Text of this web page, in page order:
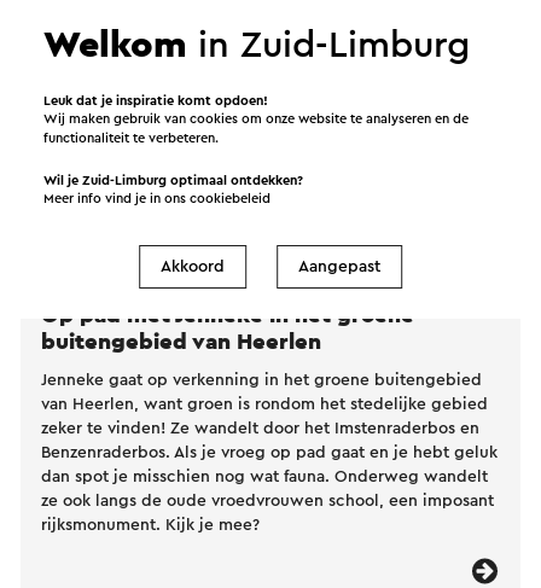
Op pad met Jenneke in het groene
buitengebied van Heerlen
Jenneke gaat op verkenning in het groene buitengebied
van Heerlen, want groen is rondom het stedelijke gebied
zeker te vinden! Ze wandelt door het Imstenraderbos en
Benzenraderbos. Als je vroeg op pad gaat en je hebt geluk
dan spot je misschien nog wat fauna. Onderweg wandelt
ze ook langs de oude vroedvrouwen school, een imposant
rijksmonument. Kijk je mee?
Welkom in Zuid-Limburg
Leuk dat je inspiratie komt opdoen!
Wij maken gebruik van cookies om onze website te analyseren en de
functionaliteit te verbeteren.
Wil je Zuid-Limburg optimaal ontdekken?
Meer info vind je in onscookiebeleid
Akkoord Aangepast